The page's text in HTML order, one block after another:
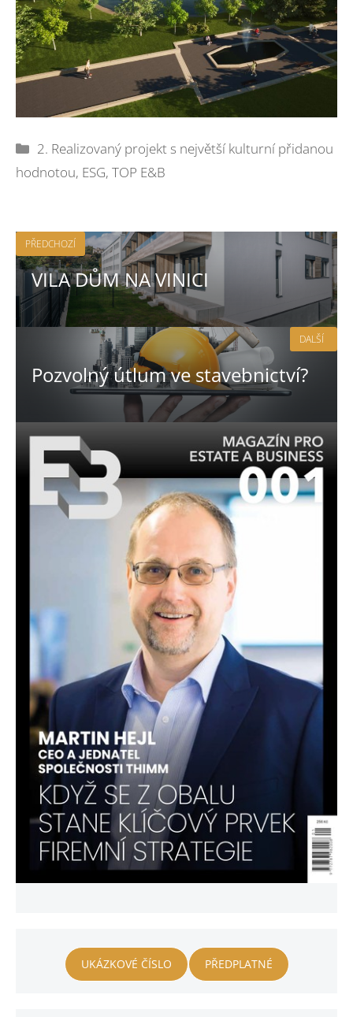
Rubriky
2. Realizovaný projekt s největší kulturní přidanou
hodnotou, ESG, TOP E&B
PŘEDCHOZÍ
VILA DŮM NA VINICI
Pozvolný útlum ve stavebnictví?
DALŠÍ
UKÁZKOVÉ ČÍSLO PŘEDPLATNÉ